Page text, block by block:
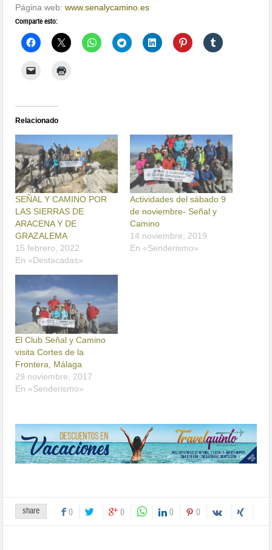
Página web:www.senalycamino.es
Comparte esto:
Relacionado
SEÑAL Y CAMINO POR
LAS SIERRAS DE
ARACENA Y DE
GRAZALEMA
15 febrero, 2022
En «Destacadas»
Actividades del sábado 9
de noviembre- Señal y
Camino
14 noviembre, 2019
En «Senderismo»
El Club Señal y Camino
visita Cortes de la
Frontera, Málaga
29 noviembre, 2017
En «Senderismo»
share 0 0 0 0